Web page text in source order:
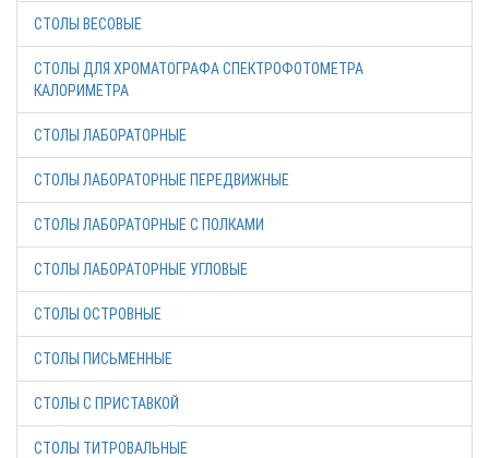
СТОЛЫ ВЕСОВЫЕ
СТОЛЫ ДЛЯ ХРОМАТОГРАФА СПЕКТРОФОТОМЕТРА
КАЛОРИМЕТРА
СТОЛЫ ЛАБОРАТОРНЫЕ
СТОЛЫ ЛАБОРАТОРНЫЕ ПЕРЕДВИЖНЫЕ
СТОЛЫ ЛАБОРАТОРНЫЕ С ПОЛКАМИ
СТОЛЫ ЛАБОРАТОРНЫЕ УГЛОВЫЕ
СТОЛЫ ОСТРОВНЫЕ
СТОЛЫ ПИСЬМЕННЫЕ
СТОЛЫ С ПРИСТАВКОЙ
СТОЛЫ ТИТРОВАЛЬНЫЕ